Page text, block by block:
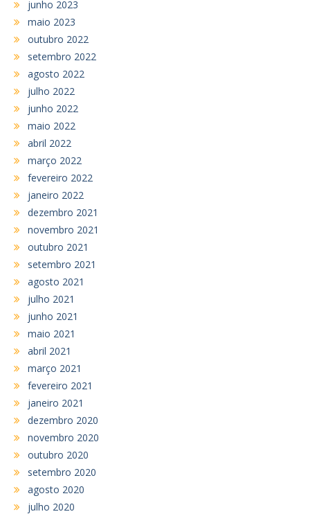
junho 2023
maio 2023
outubro 2022
setembro 2022
agosto 2022
julho 2022
junho 2022
maio 2022
abril 2022
março 2022
fevereiro 2022
janeiro 2022
dezembro 2021
novembro 2021
outubro 2021
setembro 2021
agosto 2021
julho 2021
junho 2021
maio 2021
abril 2021
março 2021
fevereiro 2021
janeiro 2021
dezembro 2020
novembro 2020
outubro 2020
setembro 2020
agosto 2020
julho 2020